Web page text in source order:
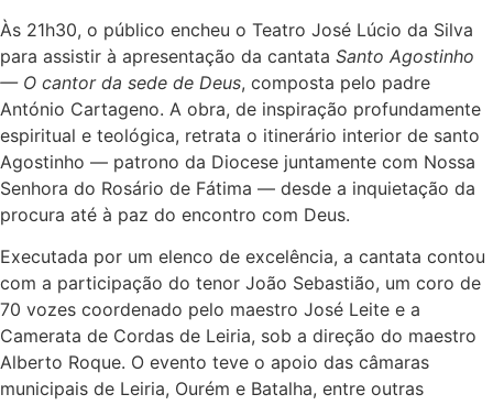
Às 21h30, o público encheu o Teatro José Lúcio da Silva
para assistir à apresentação da cantata Santo Agostinho
— O cantor da sede de Deus, composta pelo padre
António Cartageno. A obra, de inspiração profundamente
espiritual e teológica, retrata o itinerário interior de santo
Agostinho — patrono da Diocese juntamente com Nossa
Senhora do Rosário de Fátima — desde a inquietação da
procura até à paz do encontro com Deus.
Executada por um elenco de excelência, a cantata contou
com a participação do tenor João Sebastião, um coro de
70 vozes coordenado pelo maestro José Leite e a
Camerata de Cordas de Leiria, sob a direção do maestro
Alberto Roque. O evento teve o apoio das câmaras
municipais de Leiria, Ourém e Batalha, entre outras